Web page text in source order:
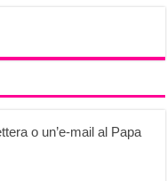
o un’e-mail al Papa